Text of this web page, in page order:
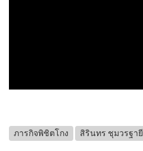
ภารกิจพิชิตโกง สิรินทร ชุมวรฐายี